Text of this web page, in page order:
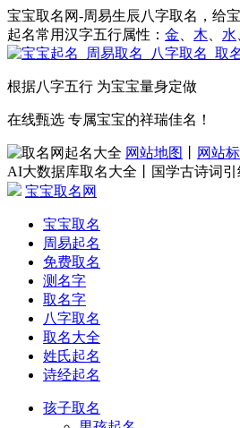
宝宝取名网-周易生辰八字取名，给
起名常用汉字五行属性： 金 木 水
根据八字五行 为宝宝量身定做
在线甄选 专属宝宝的祥瑞佳名！
网站地图 网站
AI大数据库取名大全丨国学古诗词
宝宝取名网
宝宝取名
周易起名
免费取名
测名字
取名字
八字取名
取名大全
姓氏起名
诗经起名
孩子取名